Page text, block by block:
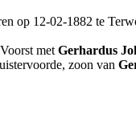
op 12-02-1882 te
met Gerhardus
zoon van